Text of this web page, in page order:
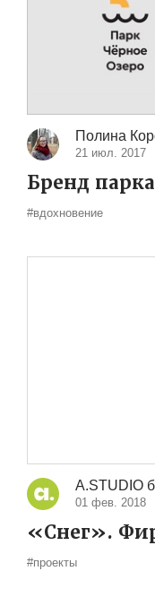
Полина
21 июл. 2017
Бренд
#вдохновение
A.STUDIO
01 фев. 2018
«Снег».
#проекты